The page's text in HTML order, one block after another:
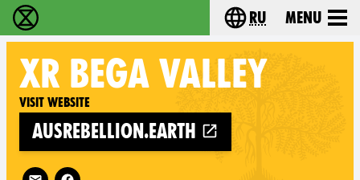
Extinction Rebellion - Home Choose your
ru Menu
XR BEGA VALLEY
Visit website
ausrebellion.earth
Follow XR Bega Valley on